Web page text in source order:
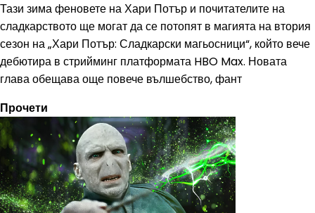
Тази зима феновете на Хари Потър и почитателите на
сладкарството ще могат да се потопят в магията на втория
сезон на „Хари Потър: Сладкарски магьосници“, който вече
дебютира в стрийминг платформата HBO Max. Новата
глава обещава още повече вълшебство, фант
Прочети